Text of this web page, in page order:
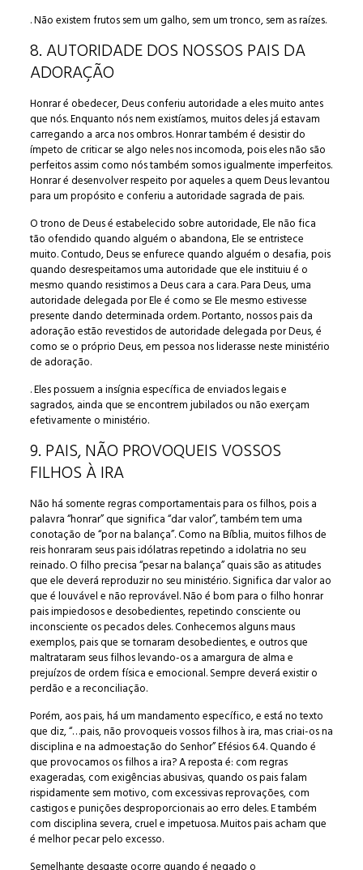
. Não existem frutos sem um galho, sem um tronco, sem as raízes.
8. AUTORIDADE DOS NOSSOS PAIS DA
ADORAÇÃO
Honrar é obedecer, Deus conferiu autoridade a eles muito antes
que nós. Enquanto nós nem existíamos, muitos deles já estavam
carregando a arca nos ombros. Honrar também é desistir do
ímpeto de criticar se algo neles nos incomoda, pois eles não são
perfeitos assim como nós também somos igualmente imperfeitos.
Honrar é desenvolver respeito por aqueles a quem Deus levantou
para um propósito e conferiu a autoridade sagrada de pais.
O trono de Deus é estabelecido sobre autoridade, Ele não fica
tão ofendido quando alguém o abandona, Ele se entristece
muito. Contudo, Deus se enfurece quando alguém o desafia, pois
quando desrespeitamos uma autoridade que ele instituiu é o
mesmo quando resistimos a Deus cara a cara. Para Deus, uma
autoridade delegada por Ele é como se Ele mesmo estivesse
presente dando determinada ordem. Portanto, nossos pais da
adoração estão revestidos de autoridade delegada por Deus, é
como se o próprio Deus, em pessoa nos liderasse neste ministério
de adoração.
. Eles possuem a insígnia específica de enviados legais e
sagrados, ainda que se encontrem jubilados ou não exerçam
efetivamente o ministério.
9. PAIS, NÃO PROVOQUEIS VOSSOS
FILHOS À IRA
Não há somente regras comportamentais para os filhos, pois a
palavra “honrar” que significa “dar valor”, também tem uma
conotação de “por na balança”. Como na Bíblia, muitos filhos de
reis honraram seus pais idólatras repetindo a idolatria no seu
reinado. O filho precisa “pesar na balança” quais são as atitudes
que ele deverá reproduzir no seu ministério. Significa dar valor ao
que é louvável e não reprovável. Não é bom para o filho honrar
pais impiedosos e desobedientes, repetindo consciente ou
inconsciente os pecados deles. Conhecemos alguns maus
exemplos, pais que se tornaram desobedientes, e outros que
maltrataram seus filhos levando-os a amargura de alma e
prejuízos de ordem física e emocional. Sempre deverá existir o
perdão e a reconciliação.
Porém, aos pais, há um mandamento específico, e está no texto
que diz, “…pais, não provoqueis vossos filhos à ira, mas criai-os na
disciplina e na admoestação do Senhor” Efésios 6.4. Quando é
que provocamos os filhos a ira? A reposta é: com regras
exageradas, com exigências abusivas, quando os pais falam
rispidamente sem motivo, com excessivas reprovações, com
castigos e punições desproporcionais ao erro deles. E também
com disciplina severa, cruel e impetuosa. Muitos pais acham que
é melhor pecar pelo excesso.